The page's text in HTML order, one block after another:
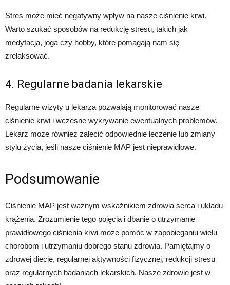
Stres może mieć negatywny wpływ na nasze ciśnienie krwi.
Warto szukać sposobów na redukcję stresu, takich jak
medytacja, joga czy hobby, które pomagają nam się
zrelaksować.
4. Regularne badania lekarskie
Regularne wizyty u lekarza pozwalają monitorować nasze
ciśnienie krwi i wczesne wykrywanie ewentualnych problemów.
Lekarz może również zalecić odpowiednie leczenie lub zmiany
stylu życia, jeśli nasze ciśnienie MAP jest nieprawidłowe.
Podsumowanie
Ciśnienie MAP jest ważnym wskaźnikiem zdrowia serca i układu
krążenia. Zrozumienie tego pojęcia i dbanie o utrzymanie
prawidłowego ciśnienia krwi może pomóc w zapobieganiu wielu
chorobom i utrzymaniu dobrego stanu zdrowia. Pamiętajmy o
zdrowej diecie, regularnej aktywności fizycznej, redukcji stresu
oraz regularnych badaniach lekarskich. Nasze zdrowie jest w